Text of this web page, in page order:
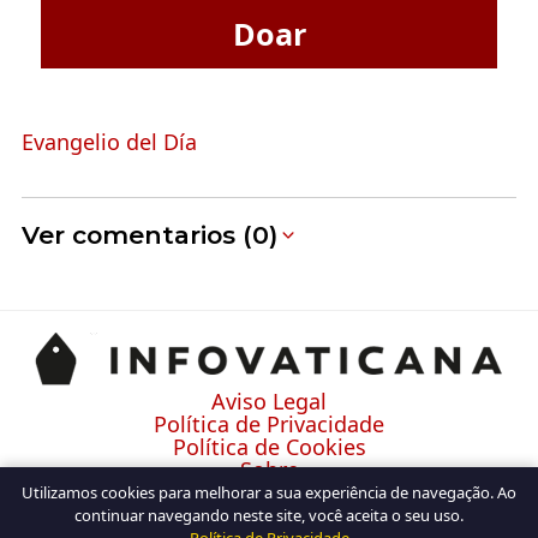
Doar
Evangelio del Día
Ver comentarios (0)
Aviso Legal
Política de Privacidade
Política de Cookies
Sobre
Contato
Utilizamos cookies para melhorar a sua experiência de navegação. Ao
continuar navegando neste site, você aceita o seu uso.